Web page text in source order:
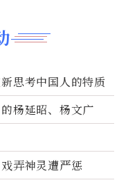
思考中国人的特质
杨延昭、杨文广
弄神灵遭严惩